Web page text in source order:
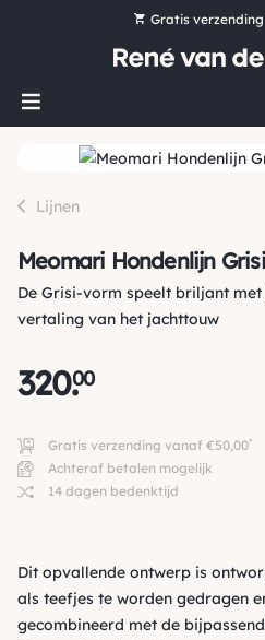
Gratis
Bestel nu, betaal
Ruim 16.000
Lijnen
Meomari Hondenlijn
De Grisi-vorm speelt briljant
vertaling van het jachttouw
320.
00
Gratis verzending vanaf €50,00*
Achteraf betalen mogelijk
14 dagen bedenktijd
Dit opvallende ontwerp is
als teefjes te worden gedragen
gecombineerd met de